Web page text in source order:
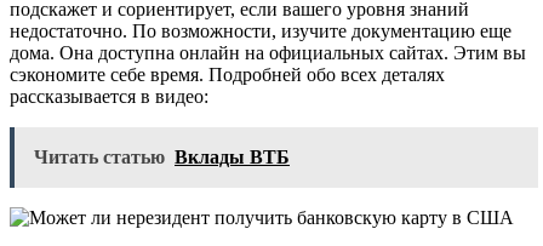
подскажет и сориентирует, если вашего уровня знаний
недостаточно. По возможности, изучите документацию еще
дома. Она доступна онлайн на официальных сайтах. Этим вы
сэкономите себе время. Подробней обо всех деталях
рассказывается в видео:
Читать статью Вклады ВТБ